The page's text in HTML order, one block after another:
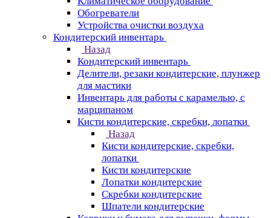
Обогреватели
Устройства очистки воздуха
Кондитерский инвентарь
Назад
Кондитерский инвентарь
Делители, резаки кондитерские, плунжер
для мастики
Инвентарь для работы с карамелью, с
марципаном
Кисти кондитерские, скребки, лопатки
Назад
Кисти кондитерские, скребки,
лопатки
Кисти кондитерские
Лопатки кондитерские
Скребки кондитерские
Шпатели кондитерские